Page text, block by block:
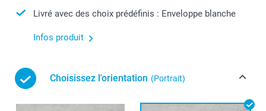
Livré avec des choix prédéfinis : Enveloppe blanche
Infos produit
Choisissez l'orientation (Portrait)